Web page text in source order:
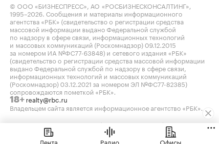
© ООО «БИЗНЕСПРЕСС», АО «РОСБИЗНЕСКОНСАЛТИНГ»,
1995–2026. Сообщения и материалы информационного
агентства «РБК» (свидетельство о регистрации средства
массовой информации выдано Федеральной службой
по надзору в сфере связи, информационных технологий
и массовых коммуникаций (Роскомнадзор) 09.12.2015
за номером ИА №ФС77-63848) и сетевого издания «РБК»
(свидетельство о регистрации средства массовой информации
выдано Федеральной службой по надзору в сфере связи,
информационных технологий и массовых коммуникаций
(Роскомнадзор) 03.12.2021 за номером ЭЛ №ФС77-82385)
сопровождаются пометкой «РБК».
18+ realty@rbc.ru
Владельцем сайта является информационное агентство «РБК».
Мосбиржа
Санкт-Петербургская
Индексы облигаций предоставлены Cbonds.
Лента Радио Офисы